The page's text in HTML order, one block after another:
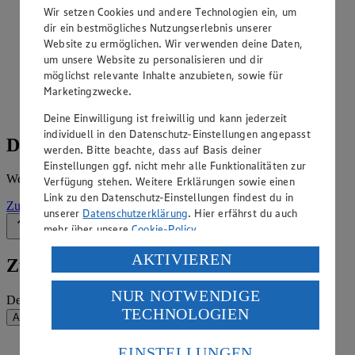
ansehen
Siehe dir die Angebote der Woche deines Marktes im
digitalen Blätterkatalog an.
Prospekt NuG_SB_Sued im Browser
Details zum Markt
Weitere Informationen – alles auf einem Blick.
Zur Marktseite
Zurück nach oben
Zum Newsletter anmelden
Deine E-Mail-Adresse (Pflichtfeld)
Absenden
Wir setzen Cookies und andere Technologien ein, um
dir ein bestmögliches Nutzungserlebnis unserer
Website zu ermöglichen. Wir verwenden deine Daten,
um unsere Website zu personalisieren und dir
möglichst relevante Inhalte anzubieten, sowie für
Marketingzwecke.
Deine Einwilligung ist freiwillig und kann jederzeit
individuell in den Datenschutz-Einstellungen angepasst
werden. Bitte beachte, dass auf Basis deiner
Einstellungen ggf. nicht mehr alle Funktionalitäten zur
Verfügung stehen. Weitere Erklärungen sowie einen
Link zu den Datenschutz-Einstellungen findest du in
unserer Datenschutzerklärung. Hier erfährst du auch
mehr über unsereCookie-Policy.
Verarbeitung deiner personenbezogenen Daten in den
USA durch Facebook und YouTube:
Wenn du auf „Aktivieren“ klickst, willigst du im Sinne
des Art. 49 Abs. 1 Satz 1 lit. a) DSGVO ein, dass deine
Daten in den USA verarbeitet werden. Der EuGH sieht
die USA als Land mit einem nach europäischen
AKTIVIEREN
NUR NOTWENDIGE
TECHNOLOGIEN